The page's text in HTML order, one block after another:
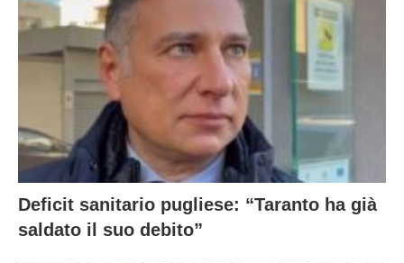
Deficit sanitario pugliese: “Taranto ha già
saldato il suo debito”